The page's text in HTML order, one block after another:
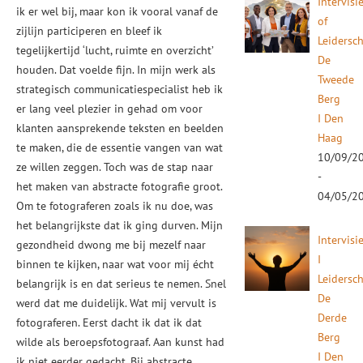
ik er wel bij, maar kon ik vooral vanaf de
zijlijn participeren en bleef ik
tegelijkertijd ‘lucht, ruimte en overzicht’
houden. Dat voelde fijn. In mijn werk als
strategisch communicatiespecialist heb ik
er lang veel plezier in gehad om voor
klanten aansprekende teksten en beelden
te maken, die de essentie vangen van wat
ze willen zeggen. Toch was de stap naar
het maken van abstracte fotografie groot.
Om te fotograferen zoals ik nu doe, was
het belangrijkste dat ik ging durven. Mijn
gezondheid dwong me bij mezelf naar
binnen te kijken, naar wat voor mij écht
belangrijk is en dat serieus te nemen. Snel
werd dat me duidelijk. Wat mij vervult is
fotograferen. Eerst dacht ik dat ik dat
wilde als beroepsfotograaf. Aan kunst had
of
De
Tweede
Berg
I Den
Haag
10/09/
-
04/05/
I
De
Derde
Berg
I Den